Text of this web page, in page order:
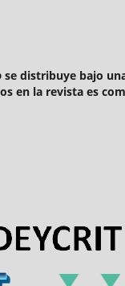
se distribuye bajo
en la revista es